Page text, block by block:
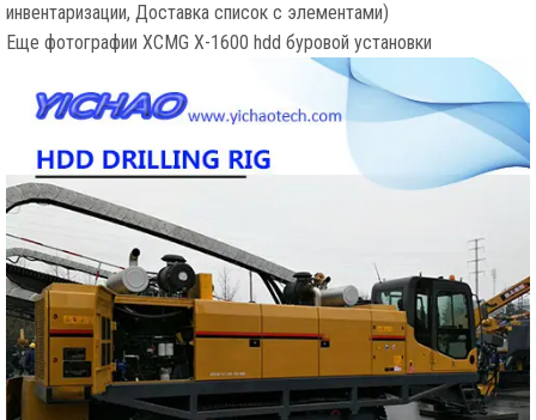
инвентаризации, Доставка список с элементами)
Еще фотографии XCMG X-1600 hdd буровой установки